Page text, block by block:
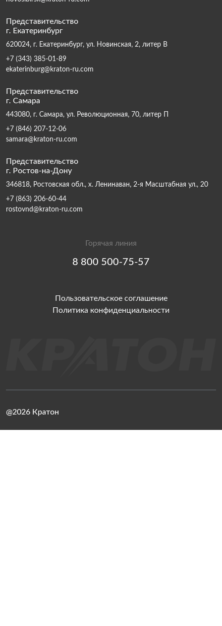
Представительство
г. Екатеринбург
620024, г. Екатеринбург, ул. Новинская, 2, литер В
+7 (343) 385-01-89
ekaterinburg@kraton-ru.com
Представительство
г. Самара
443080, г. Самара, ул. Революционная, 70, литер П
+7 (846) 207-12-06
samara@kraton-ru.com
Представительство
г. Ростов-на-Дону
346818, Ростовская обл., х. Ленинаван, 2-я Масштабная ул., 20
+7 (863) 206-60-44
rostovnd@kraton-ru.com
Горячая линия
8 800 500-75-57
Пользовательское соглашение
Политика конфиденциальности
@2026 Кратон